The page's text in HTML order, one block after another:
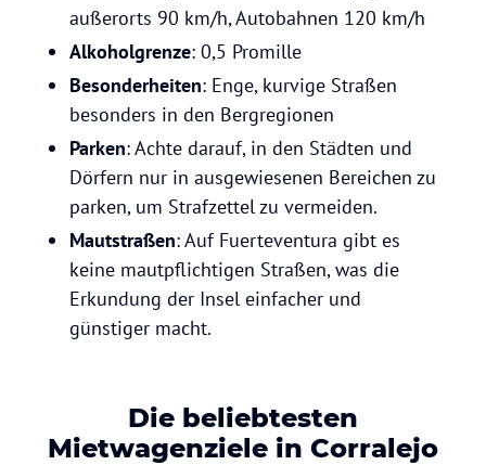
außerorts 90 km/h, Autobahnen 120 km/h
Alkoholgrenze: 0,5 Promille
Besonderheiten: Enge, kurvige Straßen
besonders in den Bergregionen
Parken: Achte darauf, in den Städten und
Dörfern nur in ausgewiesenen Bereichen zu
parken, um Strafzettel zu vermeiden.
Mautstraßen: Auf Fuerteventura gibt es
keine mautpflichtigen Straßen, was die
Erkundung der Insel einfacher und
günstiger macht.
Die beliebtesten
Mietwagenziele in Corralejo